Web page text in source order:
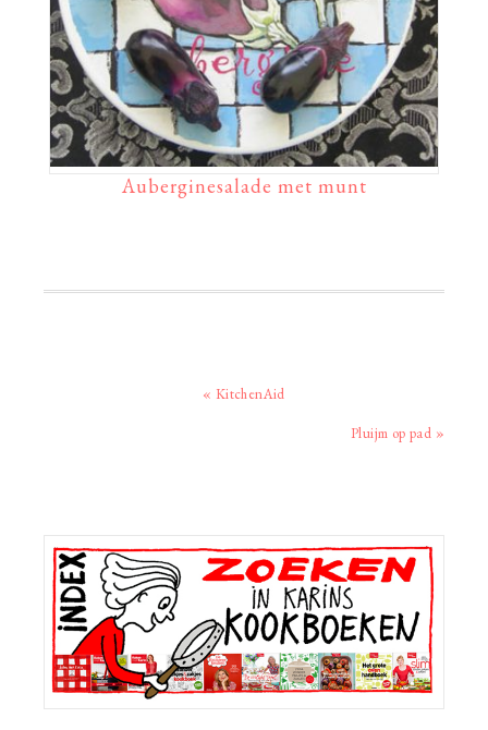
Auberginesalade met munt
Vorig
« KitchenAid
Volgend
Pluijm op pad »
Primaire
Sidebar